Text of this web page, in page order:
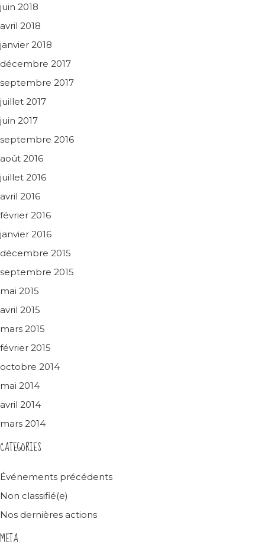
juin 2018
avril 2018
janvier 2018
décembre 2017
septembre 2017
juillet 2017
juin 2017
septembre 2016
août 2016
juillet 2016
avril 2016
février 2016
janvier 2016
décembre 2015
septembre 2015
mai 2015
avril 2015
mars 2015
février 2015
octobre 2014
mai 2014
avril 2014
mars 2014
CATEGORIES
Événements précédents
Non classifié(e)
Nos dernières actions
META